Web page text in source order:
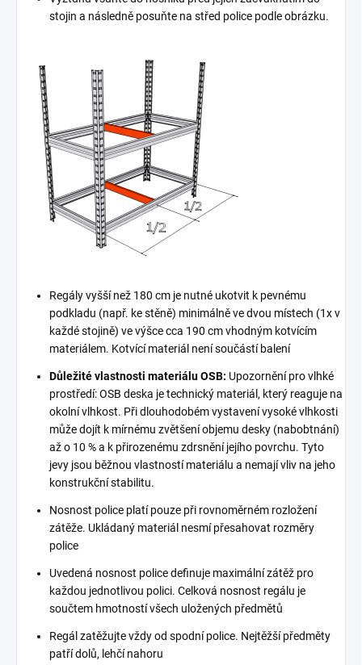
stojin a následně posuňte na střed police podle obrázku.
Regály vyšší než 180 cm je nutné ukotvit k pevnému
podkladu (např. ke stěně) minimálně ve dvou místech (1x v
každé stojině) ve výšce cca 190 cm vhodným kotvícím
materiálem. Kotvící materiál není součástí balení
Důležité vlastnosti materiálu OSB: Upozornění pro vlhké
prostředí: OSB deska je technický materiál, který reaguje na
okolní vlhkost. Při dlouhodobém vystavení vysoké vlhkosti
může dojít k mírnému zvětšení objemu desky (nabobtnání)
až o 10 % a k přirozenému zdrsnění jejího povrchu. Tyto
jevy jsou běžnou vlastností materiálu a nemají vliv na jeho
konstrukční stabilitu.
Nosnost police platí pouze při rovnoměrném rozložení
zátěže. Ukládaný materiál nesmí přesahovat rozměry
police
Uvedená nosnost police definuje maximální zátěž pro
každou jednotlivou polici. Celková nosnost regálu je
součtem hmotností všech uložených předmětů
Regál zatěžujte vždy od spodní police. Nejtěžší předměty
patří dolů, lehčí nahoru